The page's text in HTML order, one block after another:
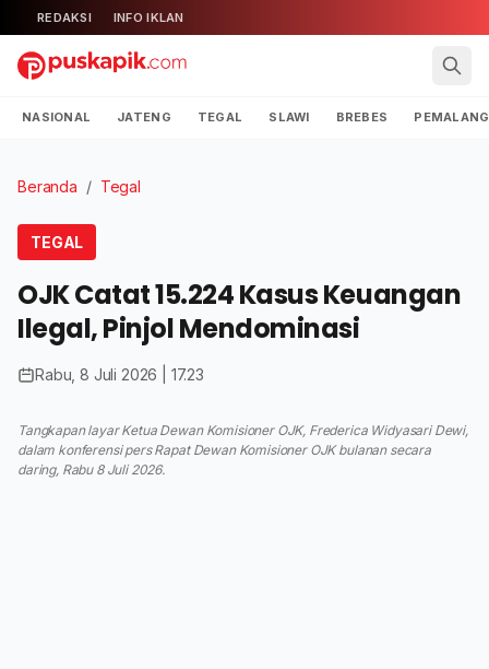
REDAKSI INFO IKLAN
NASIONAL JATENG TEGAL SLAWI BREBES PEMALANG
Beranda / Tegal
TEGAL
OJK Catat 15.224 Kasus Keuangan
Ilegal, Pinjol Mendominasi
Rabu, 8 Juli 2026 | 17.23
Tangkapan layar Ketua Dewan Komisioner OJK, Frederica Widyasari Dewi,
dalam konferensi pers Rapat Dewan Komisioner OJK bulanan secara
daring, Rabu 8 Juli 2026.